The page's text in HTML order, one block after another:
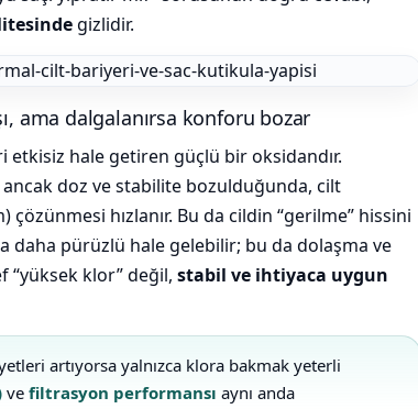
Blower
gizlidir.
ama dalgalanırsa konforu bozar
etkisiz hale getiren güçlü bir oksidandır.
doz ve stabilite bozulduğunda, cilt
hızlanır. Bu da cildin “gerilme” hissini
daha pürüzlü hale gelebilir; bu da dolaşma ve
“yüksek klor” değil, stabil ve ihtiyaca uygun
artıyorsa yalnızca klora bakmak yeterli
ve filtrasyon performansı aynı anda